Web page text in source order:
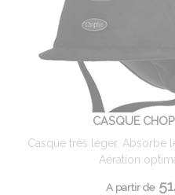
CASQUE
Casque très léger. Absorbe
Aération
A partir de51.